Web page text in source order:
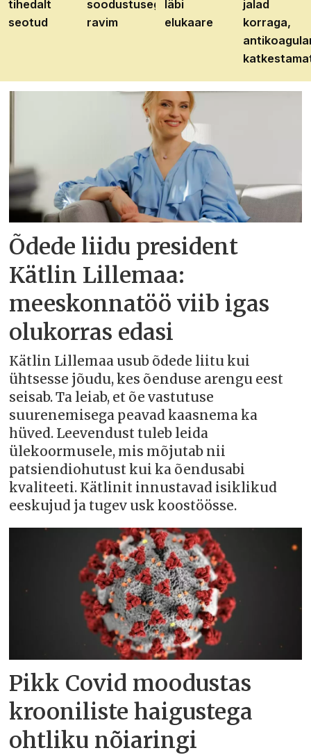
tihedalt
seotud
soodustusega
ravim
läbi
elukaare
jalad
korraga,
Õdede liidu president
Kätlin Lillemaa:
meeskonnatöö viib igas
olukorras edasi
Kätlin Lillemaa usub õdede liitu kui
ühtsesse jõudu, kes õenduse arengu eest
seisab. Ta leiab, et õe vastutuse
suurenemisega peavad kaasnema ka
hüved. Leevendust tuleb leida
ülekoormusele, mis mõjutab nii
patsiendiohutust kui ka õendusabi
kvaliteeti. Kätlinit innustavad isiklikud
eeskujud ja tugev usk koostöösse.
Pikk Covid moodustas
krooniliste haigustega
ohtliku nõiaringi